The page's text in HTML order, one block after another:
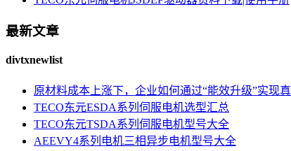
最新文章
divtxnewlist
原材料成本上涨下，企业如何通过“能效升级”实现
TECO东元ESDA系列伺服电机选型汇总
TECO东元TSDA系列伺服电机型号大全
AEEVY4系列电机三相异步电机型号大全